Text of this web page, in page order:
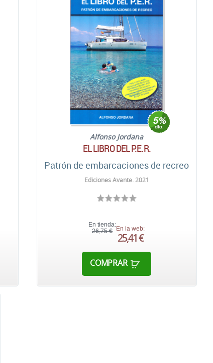
Alfonso Jordana
EL LIBRO DEL P.E.R.
Patrón de embarcaciones de recreo
Ediciones Avante. 2021
En tienda:
26,75 €
En la web:
25,41 €
COMPRAR